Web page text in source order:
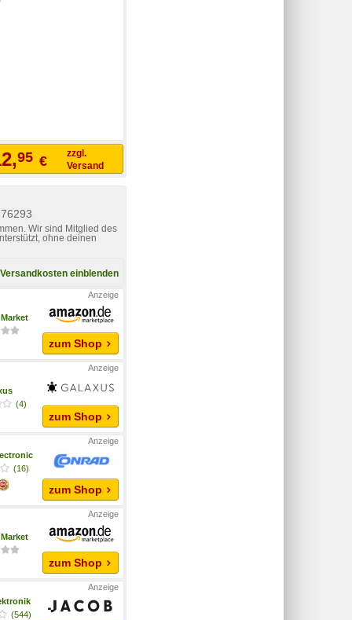
95 €
zzgl.
Versand
Wir sind Mitglied des
ohne deinen
Versandkosten einblenden
zum Shop
(4)
zum Shop
(16)
zum Shop
zum Shop
(544)